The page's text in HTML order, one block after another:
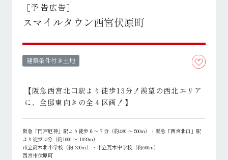
［予告広告］
スマイルタウン西宮伏原町
建築条件付き土地
【阪急西宮北口駅より徒歩13分！羨望の西北エリア
に、全邸東向きの全４区画！】
阪急「門戸厄神」駅より徒歩６～７分（約480 ～ 500m）・阪急「西宮北口」駅
より徒歩13分（約1000 ～ 1020m）
市立高木北小学校（約 230ｍ）・市立瓦木中学校（約600m）
西宮市伏原町